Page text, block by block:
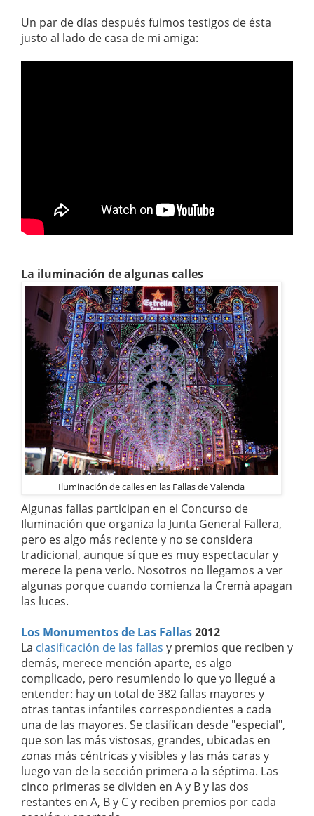
Un par de días después fuimos testigos de ésta
justo al lado de casa de mi amiga:
La iluminación de algunas calles
Iluminación de calles en las Fallas de Valencia
Algunas fallas participan en el Concurso de
Iluminación que organiza la Junta General Fallera,
pero es algo más reciente y no se considera
tradicional, aunque sí que es muy espectacular y
merece la pena verlo. Nosotros no llegamos a ver
algunas porque cuando comienza la Cremà apagan
las luces.
Los Monumentos de Las Fallas2012
La clasificación de las fallas y premios que reciben y
demás, merece mención aparte, es algo
complicado, pero resumiendo lo que yo llegué a
entender: hay un total de 382 fallas mayores y
otras tantas infantiles correspondientes a cada
una de las mayores. Se clasifican desde "especial",
que son las más vistosas, grandes, ubicadas en
zonas más céntricas y visibles y las más caras y
luego van de la sección primera a la séptima. Las
cinco primeras se dividen en A y B y las dos
restantes en A, B y C y reciben premios por cada